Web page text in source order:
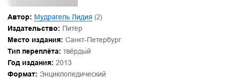
Автор: Мудрагель Лидия (2)
Издательство: Питер
Место издания: Санкт-Петербург
Тип переплёта: твёрдый
Год издания: 2013
Формат: Энциклопедический